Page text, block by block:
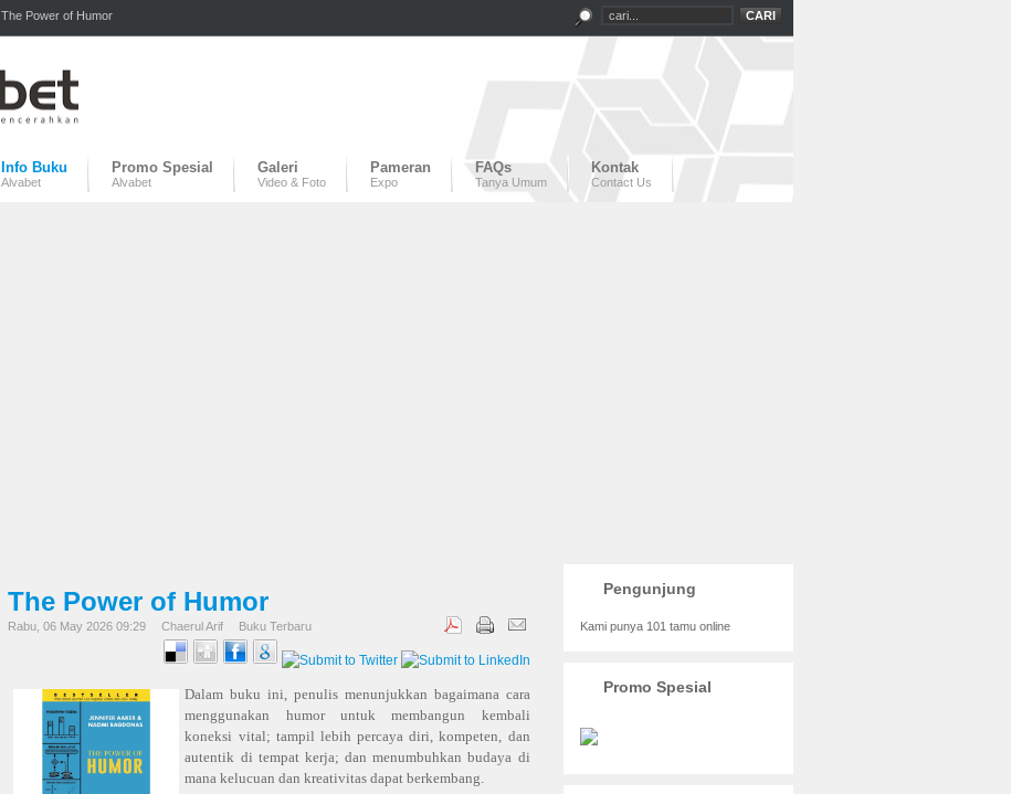
The Power of Humor
Info Buku
Alvabet
Promo Spesial
Alvabet
Galeri
Video & Foto
Pameran
Expo
FAQs
Tanya Umum
Kontak
Contact Us
The Power of Humor
Rabu, 06 May 2026 09:29 Chaerul Arif Buku Terbaru
Dalam buku ini, penulis menunjukkan bagaimana cara
menggunakan humor untuk membangun kembali
koneksi vital; tampil lebih percaya diri, kompeten, dan
autentik di tempat kerja; dan menumbuhkan budaya di
mana kelucuan dan kreativitas dapat berkembang.
Pengunjung
Kami punya 101 tamu online
Promo Spesial